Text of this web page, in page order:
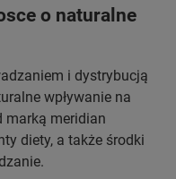
o naturalne
i dystrybucją
wpływanie na
marką meridian
diety, a także środki